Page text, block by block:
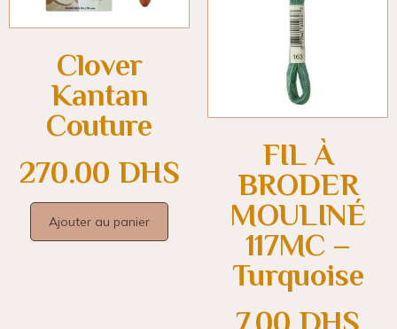
Clover
Kantan
Couture
270.00 DHS
Ajouter au panier
FIL À
BRODER
MOULINÉ
117MC –
Turquoise